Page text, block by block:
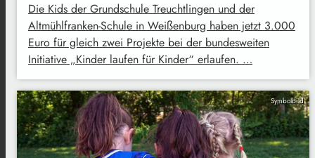
Die Kids der Grundschule Treuchtlingen und der
Altmühlfranken-Schule in Weißenburg haben jetzt 3.000
Euro für gleich zwei Projekte bei der bundesweiten
Initiative „Kinder laufen für Kinder“ erlaufen. …
Symbolbild